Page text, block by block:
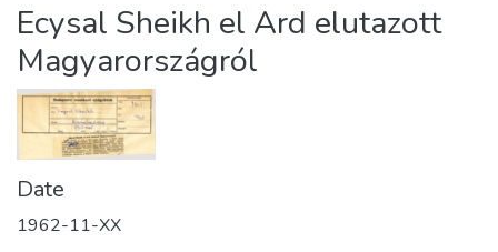
About us
Ecysal Sheikh el Ard elutazott
Magyarországról
Date
1962-11-XX